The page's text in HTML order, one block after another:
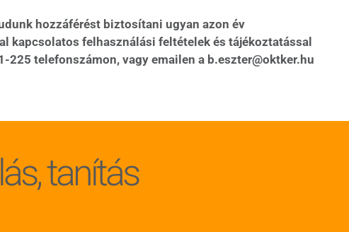
hozzáférést biztosítani ugyan azon év
kapcsolatos felhasználási feltételek és tájékoztatással
225 telefonszámon, vagy emailen ab.eszter@oktker.hu
tanítás